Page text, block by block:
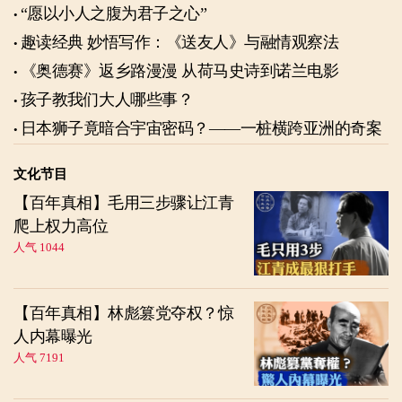
“愿以小人之腹为君子之心”
趣读经典 妙悟写作：《送友人》与融情观察法
《奥德赛》返乡路漫漫 从荷马史诗到诺兰电影
孩子教我们大人哪些事？
日本狮子竟暗合宇宙密码？——一桩横跨亚洲的奇案
文化节目
【百年真相】毛用三步骤让江青
爬上权力高位
人气 1044
【百年真相】林彪篡党夺权？惊
人内幕曝光
人气 7191